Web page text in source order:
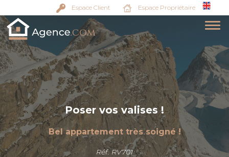
Espace Client Espace Propriétaire
Poser vos valises !
Bel appartement très soigné !
Réf. RV701